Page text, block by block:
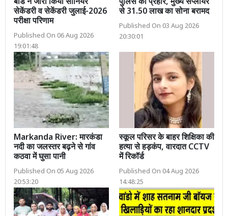
बोर्ड ने जारी किया सीनियर
सेकेंडरी व सेकेंडरी जुलाई-2026
परीक्षा परिणाम
Published On 06 Aug 2026
19:01:48
पुलिस का प्रहार, मुख्य सप्लायर
से 31.50 लाख का सोना बरामद
Published On 03 Aug 2026
20:30:01
Markanda River: मारकंडा
नदी का जलस्तर बढ़ने से गांव
कठवा में घुसा पानी
Published On 05 Aug 2026
20:53:20
स्कूल परिसर के बाहर शिक्षिका की
हत्या से हड़कंप, वारदात CCTV
में रिकॉर्ड
Published On 04 Aug 2026
14:48:25